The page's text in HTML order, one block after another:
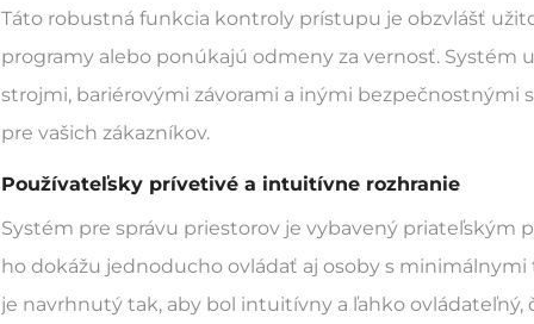
Táto robustná funkcia kontroly prístupu je obzvlášť
programy alebo ponúkajú odmeny za vernosť.
strojmi, bariérovými závorami a inými bezpečnostnými
pre vašich zákazníkov.
Používateľsky prívetivé a intuitívne rozhranie
Systém pre správu priestorov je vybavený priateľským
ho dokážu jednoducho ovládať aj osoby s
je navrhnutý tak, aby bol intuitívny a ľahko